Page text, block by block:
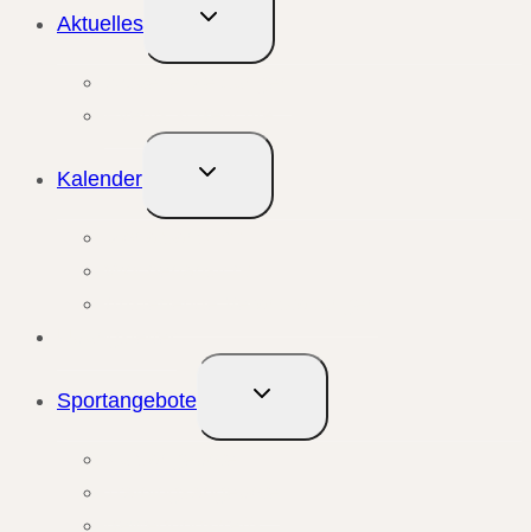
Aktuelles
Untermenü
umschalten
Kalender
Untermenü
umschalten
Sportangebote
Untermenü
umschalten